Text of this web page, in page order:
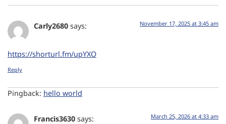
Carly2680 says: November 17, 2025 at 3:45 am
https://shorturl.fm/upYXO
Reply
Pingback: hello world
Francis3630 says: March 25, 2026 at 4:33 am